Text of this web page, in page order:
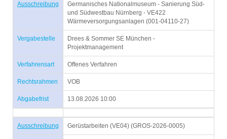
Ausschreibung
Germanisches Nationalmuseum - Sanierung Süd-
und Südwestbau Nürnberg - VE422
Wärmeversorgungsanlagen (001-04110-27)
Vergabestelle
Drees & Sommer SE München -
Projektmanagement
Verfahrensart Offenes Verfahren
Rechtsrahmen VOB
Abgabefrist 13.08.2026 10:00
Ausschreibung Gerüstarbeiten (VE04) (GROS-2026-0005)